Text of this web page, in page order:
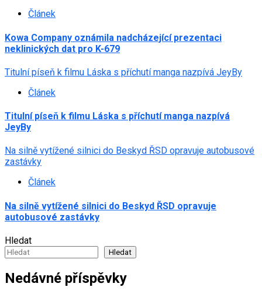
Článek
Kowa Company oznámila nadcházející prezentaci
neklinických dat pro K-679
Titulní píseň k filmu Láska s příchutí manga nazpívá JeyBy
Článek
Titulní píseň k filmu Láska s příchutí manga nazpívá
JeyBy
Na silně vytížené silnici do Beskyd ŘSD opravuje autobusové
zastávky
Článek
Na silně vytížené silnici do Beskyd ŘSD opravuje
autobusové zastávky
Hledat
Hledat
Nedávné příspěvky